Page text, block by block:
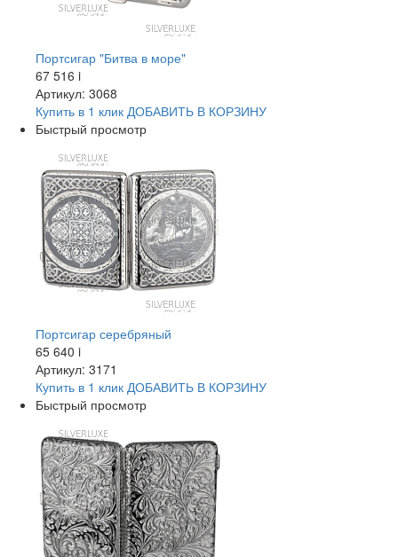
Портсигар "Битва в море"
67 516 i
Артикул: 3068
Купить в 1 клик ДОБАВИТЬ В КОРЗИНУ
Быстрый просмотр
Портсигар серебряный
65 640 i
Артикул: 3171
Купить в 1 клик ДОБАВИТЬ В КОРЗИНУ
Быстрый просмотр